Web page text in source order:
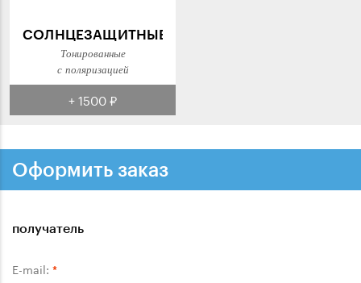
СОЛНЦЕЗАЩИТНЫЕ
Тонированные
с поляризацией
+ 1500 ₽
Оформить заказ
получатель
E-mail: *